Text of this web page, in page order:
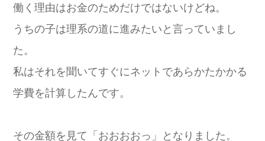
働く理由はお金のためだけではないけどね。
うちの子は理系の道に進みたいと言っていまし
た。
私はそれを聞いてすぐにネットであらかたかかる
学費を計算したんです。
その金額を見て「おおおおっ」となりました。